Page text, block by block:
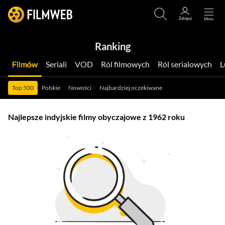
Ranking
Filmów Seriali VOD Ról filmowych Ról serialowych
Top 500 Polskie Nowości Najbardziej oczekiwane
Najlepsze indyjskie filmy obyczajowe z 1962 roku